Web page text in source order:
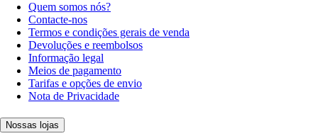
Quem somos nós?
Contacte-nos
Termos e condições gerais de venda
Devoluções e reembolsos
Informação legal
Meios de pagamento
Tarifas e opções de envio
Nota de Privacidade
Nossas lojas